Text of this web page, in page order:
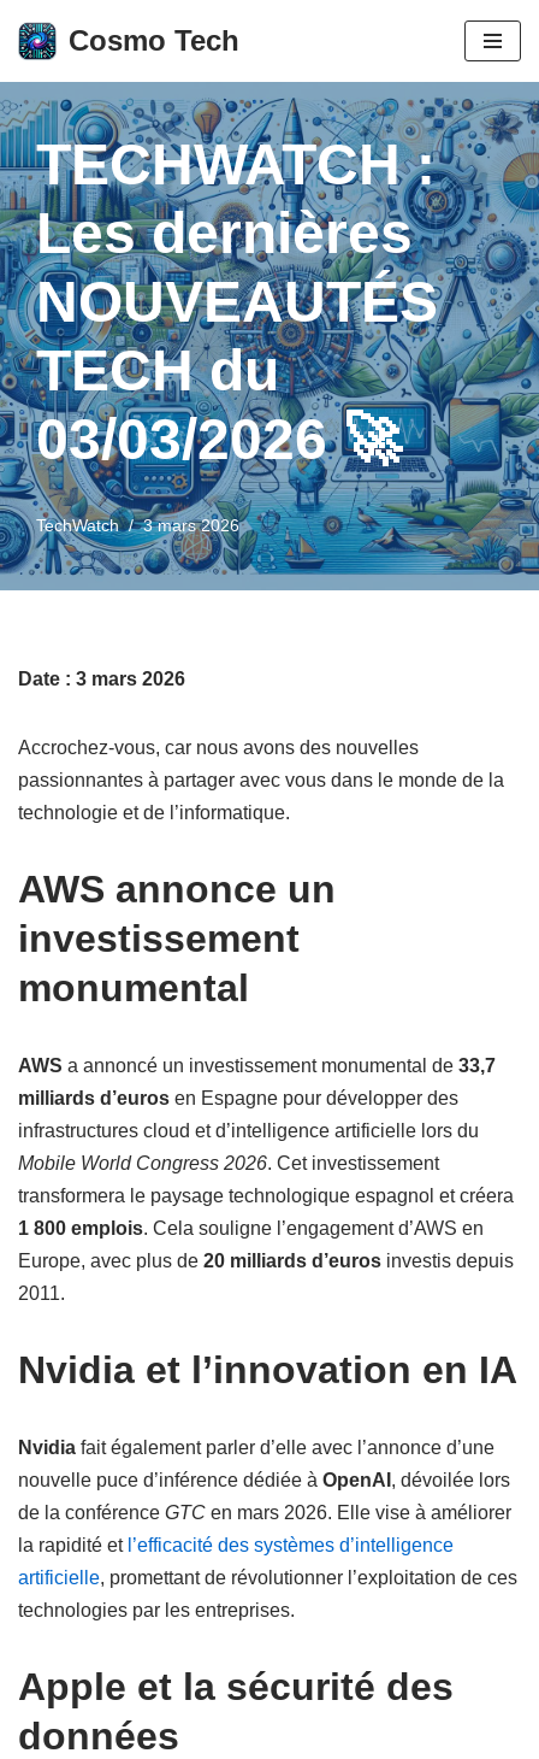
Aller
au
contenu
Cosmo Tech
TECHWATCH :
Les dernières
NOUVEAUTÉS
TECH du
03/03/2026 🚀
TechWatch 3 mars 2026
Date : 3 mars 2026
Accrochez-vous, car nous avons des nouvelles
passionnantes à partager avec vous dans le monde de la
technologie et de l’informatique.
AWS annonce un
investissement
monumental
AWS a annoncé un investissement monumental de 33,7
milliards d’euros en Espagne pour développer des
infrastructures cloud et d’intelligence artificielle lors du
Mobile World Congress 2026. Cet investissement
transformera le paysage technologique espagnol et créera
1 800 emplois. Cela souligne l’engagement d’AWS en
Europe, avec plus de 20 milliards d’euros investis depuis
2011.
Nvidia et l’innovation en IA
Nvidia fait également parler d’elle avec l’annonce d’une
nouvelle puce d’inférence dédiée à OpenAI , dévoilée lors
de la conférence GTC en mars 2026. Elle vise à améliorer
la rapidité et l’efficacité des systèmes d’intelligence
artificielle, promettant de révolutionner l’exploitation de ces
technologies par les entreprises.
Apple et la sécurité des
données